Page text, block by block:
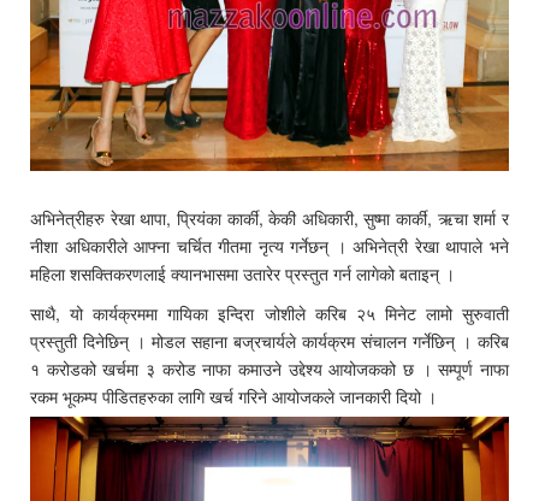
अभिनेत्रीहरु रेखा थापा, प्रियंका कार्की, केकी अधिकारी, सुष्मा कार्की, ऋचा शर्मा र
नीशा अधिकारीले आफ्ना चर्चित गीतमा नृत्य गर्नेछन् । अभिनेत्री रेखा थापाले भने
महिला शसक्तिकरणलाई क्यानभासमा उतारेर प्रस्तुत गर्न लागेको बताइन् ।
साथै, यो कार्यक्रममा गायिका इन्दिरा जोशीले करिब २५ मिनेट लामो सुरुवाती
प्रस्तुती दिनेछिन् । मोडल सहाना बज्रचार्यले कार्यक्रम संचालन गर्नेछिन् । करिब
१ करोडको खर्चमा ३ करोड नाफा कमाउने उद्देश्य आयोजकको छ । सम्पूर्ण नाफा
रकम भूकम्प पीडितहरुका लागि खर्च गरिने आयोजकले जानकारी दियो ।